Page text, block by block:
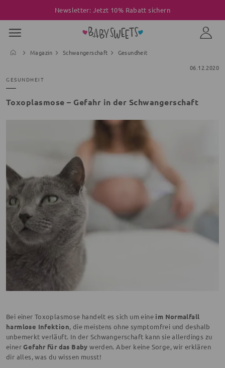
Newsletter: Jetzt 10% Rabatt sichern
Magazin Schwangerschaft
Gesundheit
06.12.2020
GESUNDHEIT
Toxoplasmose – Gefahr in der Schwangerschaft
Bei einer Toxoplasmose handelt es sich um eine im Normalfall
harmlose Infektion, die meistens ohne symptomfrei und deshalb
unbemerkt verläuft. In der Schwangerschaft kann sie allerdings zu
einerGefahr für das Baby werden. Aber keine Sorge, wir erklären
dir alles, was du wissen musst!